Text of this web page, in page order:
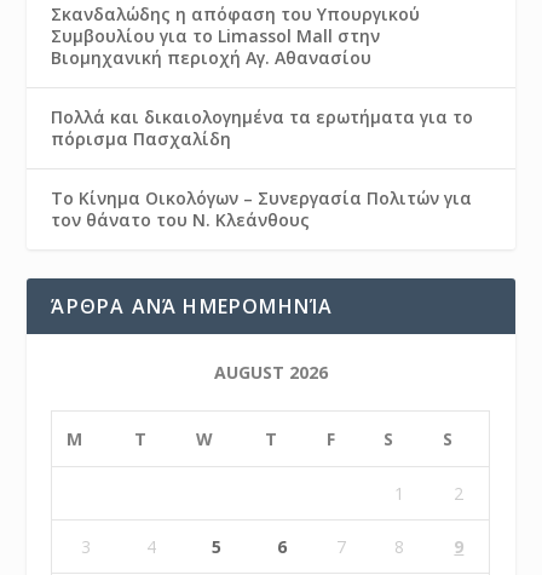
Σκανδαλώδης η απόφαση του Υπουργικού
Συμβουλίου για το Limassol Mall στην
Βιομηχανική περιοχή Αγ. Αθανασίου
Πολλά και δικαιολογημένα τα ερωτήματα για το
πόρισμα Πασχαλίδη
Το Κίνημα Οικολόγων – Συνεργασία Πολιτών για
τον θάνατο του Ν. Κλεάνθους
ΆΡΘΡΑ ΑΝΆ ΗΜΕΡΟΜΗΝΊΑ
AUGUST 2026
M T W T F S S
1 2
3 4 5 6 7 8 9